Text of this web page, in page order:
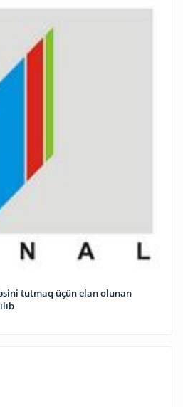
tutmaq üçün elan olunan